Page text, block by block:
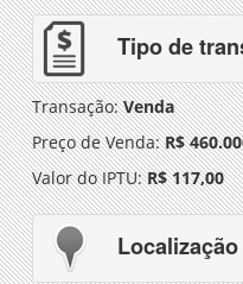
Tipo de
Transação:Venda
Preço de Venda:R$
Valor do IPTU:R$ 117,00